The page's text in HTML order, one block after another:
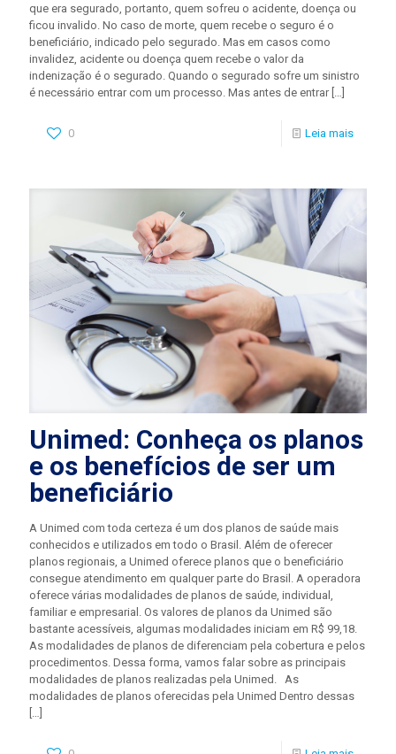
que era segurado, portanto, quem sofreu o acidente, doença ou
ficou invalido. No caso de morte, quem recebe o seguro é o
beneficiário, indicado pelo segurado. Mas em casos como
invalidez, acidente ou doença quem recebe o valor da
indenização é o segurado. Quando o segurado sofre um sinistro
é necessário entrar com um processo. Mas antes de entrar[…]
0 Leia mais
Unimed: Conheça os planos
e os benefícios de ser um
beneficiário
A Unimed com toda certeza é um dos planos de saúde mais
conhecidos e utilizados em todo o Brasil. Além de oferecer
planos regionais, a Unimed oferece planos que o beneficiário
consegue atendimento em qualquer parte do Brasil. A operadora
oferece várias modalidades de planos de saúde, individual,
familiar e empresarial. Os valores de planos da Unimed são
bastante acessíveis, algumas modalidades iniciam em R$ 99,18.
As modalidades de planos de diferenciam pela cobertura e pelos
procedimentos. Dessa forma, vamos falar sobre as principais
modalidades de planos realizadas pela Unimed. As
modalidades de planos oferecidas pela Unimed Dentro dessas
[…]